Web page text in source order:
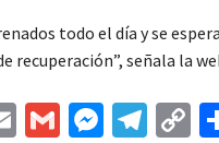
todo el día y se
recuperación”, señala la
E
G
M Te C